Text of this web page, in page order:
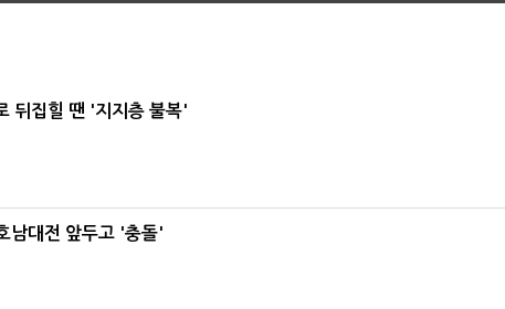
뒤집힐 땐 '지지층 불복'
남대전 앞두고 '충돌'